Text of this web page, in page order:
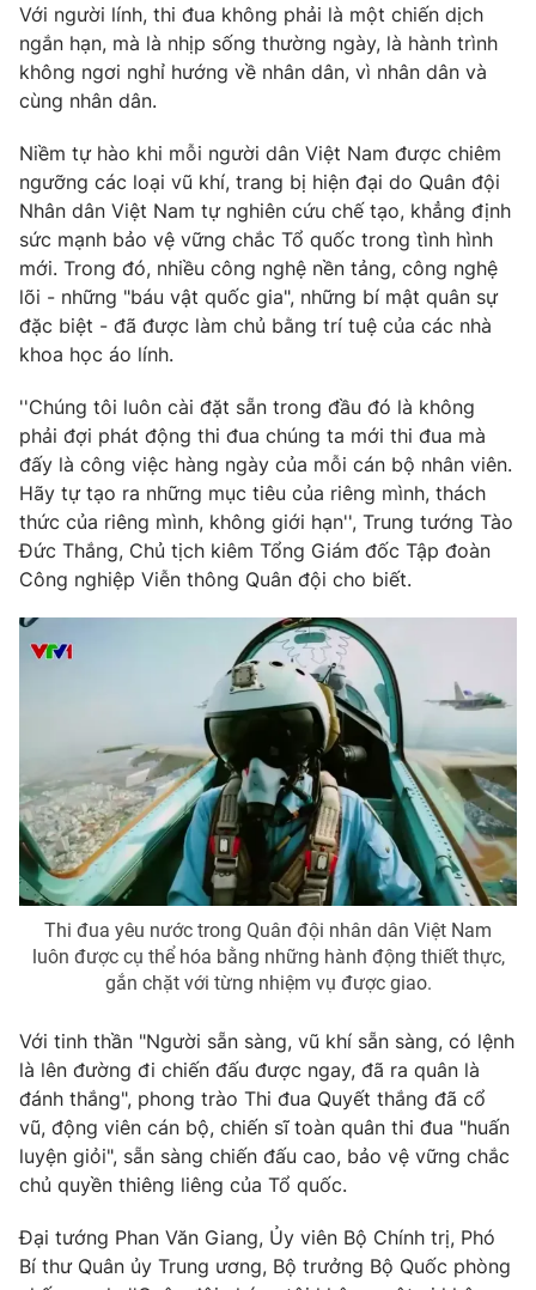
Sản phẩm
Thị trường
Tư vấn
Lịch phát sóng
Chuyên mục khác
Emagazine Podcast
Photo Infographic
Video Shorts video
VTV Money VTV Thể thao
VTV Sức khoẻ Bất động sản
Thị trường 24h Tấm lòng Việt
VTV8
Liên hệ tòa soạn English
THỜI BÁO VTV
Theo dõi báo trên
Cơ quan chủ quản:Đài Truyền hình Việt Nam
Cơ quan báo chí:
Thời báo VTV
Giấy phép hoạt động báo in và báo điện tử số 483/GP-BTTTT
cấp ngày 29/12/2023
Tổng Biên tập:Vũ Thanh Thủy
Nguyễn Trọng Ninh
Tổng đài VTV:024.38 355 931 - 024.38 355 932
Với người lính, thi đua không phải là một chiến dịch
ngắn hạn, mà là nhịp sống thường ngày, là hành trình
không ngơi nghỉ hướng về nhân dân, vì nhân dân và
cùng nhân dân.
Niềm tự hào khi mỗi người dân Việt Nam được chiêm
ngưỡng các loại vũ khí, trang bị hiện đại do Quân đội
Nhân dân Việt Nam tự nghiên cứu chế tạo, khẳng định
sức mạnh bảo vệ vững chắc Tổ quốc trong tình hình
mới. Trong đó, nhiều công nghệ nền tảng, công nghệ
lõi - những "báu vật quốc gia", những bí mật quân sự
đặc biệt - đã được làm chủ bằng trí tuệ của các nhà
khoa học áo lính.
''Chúng tôi luôn cài đặt sẵn trong đầu đó là không
phải đợi phát động thi đua chúng ta mới thi đua mà
đấy là công việc hàng ngày của mỗi cán bộ nhân viên.
Hãy tự tạo ra những mục tiêu của riêng mình, thách
thức của riêng mình, không giới hạn'', Trung tướng Tào
Đức Thắng, Chủ tịch kiêm Tổng Giám đốc Tập đoàn
Công nghiệp Viễn thông Quân đội cho biết.
Thi đua yêu nước trong Quân đội nhân dân Việt Nam
luôn được cụ thể hóa bằng những hành động thiết thực,
gắn chặt với từng nhiệm vụ được giao.
Với tinh thần "Người sẵn sàng, vũ khí sẵn sàng, có lệnh
là lên đường đi chiến đấu được ngay, đã ra quân là
đánh thắng", phong trào Thi đua Quyết thắng đã cổ
vũ, động viên cán bộ, chiến sĩ toàn quân thi đua "huấn
luyện giỏi", sẵn sàng chiến đấu cao, bảo vệ vững chắc
chủ quyền thiêng liêng của Tổ quốc.
Đại tướng Phan Văn Giang, Ủy viên Bộ Chính trị, Phó
Bí thư Quân ủy Trung ương, Bộ trưởng Bộ Quốc phòng